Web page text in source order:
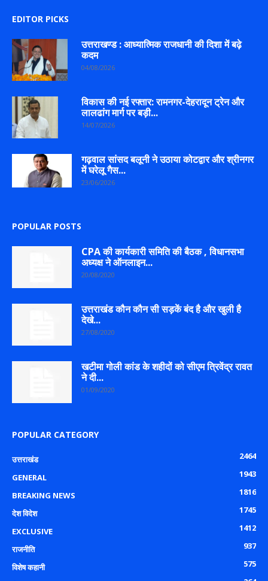
EDITOR PICKS
उत्तराखण्ड : आध्यात्मिक राजधानी की दिशा में बढ़े
कदम
04/08/2026
विकास की नई रफ्तार: रामनगर-देहरादून ट्रेन और
लालढांग मार्ग पर बड़ी...
14/07/2026
गढ़वाल सांसद बलूनी ने उठाया कोटद्वार और श्रीनगर
में घरेलू गैस...
23/06/2026
POPULAR POSTS
CPA की कार्यकारी समिति की बैठक , विधानसभा
अध्यक्ष ने ऑनलाइन...
20/08/2020
उत्तराखंड कौन कौन सी सड़कें बंद है और खुली है
देखे...
27/08/2020
खटीमा गोली कांड के शहीदों को सीएम त्रिवेंद्र रावत
ने दी...
01/09/2020
POPULAR CATEGORY
उत्तराखंड
2464
GENERAL
1943
BREAKING NEWS
1816
देश विदेश
1745
EXCLUSIVE
1412
राजनीति
937
विशेष कहानी
575